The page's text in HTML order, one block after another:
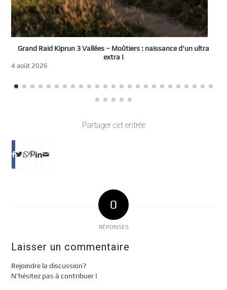
Grand Raid Kiprun 3 Vallées – Moûtiers : naissance d’un ultra
extra !
4 août 2026
Partager cet entrée
0
RÉPONSES
Laisser un commentaire
Rejoindre la discussion?
N’hésitez pas à contribuer !